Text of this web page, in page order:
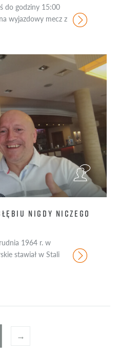
do godziny 15:00
wyjazdowy mecz z
NIGDY NICZEGO
1964 r. w
stawiał w Stali
→